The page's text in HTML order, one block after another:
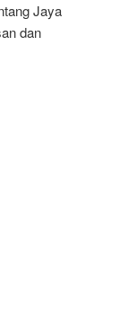
Jaya
dan